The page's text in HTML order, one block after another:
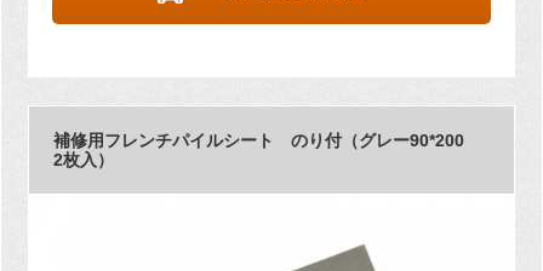
補修用フレンチパイルシート のり付（グレー90*200
2枚入）